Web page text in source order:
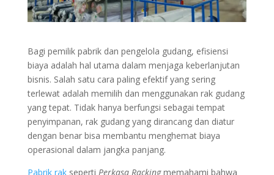
Bagi pemilik pabrik dan pengelola gudang, efisiensi
biaya adalah hal utama dalam menjaga keberlanjutan
bisnis. Salah satu cara paling efektif yang sering
terlewat adalah memilih dan menggunakan rak gudang
yang tepat. Tidak hanya berfungsi sebagai tempat
penyimpanan, rak gudang yang dirancang dan diatur
dengan benar bisa membantu menghemat biaya
operasional dalam jangka panjang.
Pabrik rakseperti Perkasa Rackingmemahami bahwa